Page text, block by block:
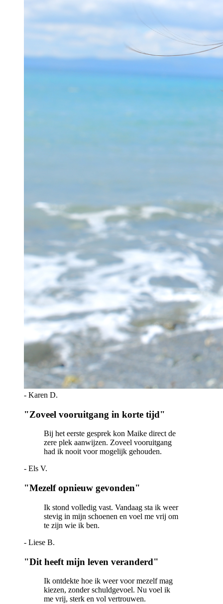
- Karen D.
"Zoveel vooruitgang in korte tijd"
Bij het eerste gesprek kon Maike direct de
zere plek aanwijzen. Zoveel vooruitgang
had ik nooit voor mogelijk gehouden.
- Els V.
"Mezelf opnieuw gevonden"
Ik stond volledig vast. Vandaag sta ik weer
stevig in mijn schoenen en voel me vrij om
te zijn wie ik ben.
- Liese B.
"Dit heeft mijn leven veranderd"
Ik ontdekte hoe ik weer voor mezelf mag
kiezen, zonder schuldgevoel. Nu voel ik
me vrij, sterk en vol vertrouwen.